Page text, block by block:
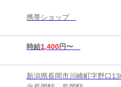
携帯ショップ
時給1,400円〜
新潟県長岡市川崎町字野口